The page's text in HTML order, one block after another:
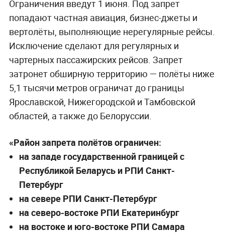
Ограничения введут 1 июня. Под запрет
попадают частная авиация, бизнес-джеты и
вертолёты, выполняющие нерегулярные рейсы.
Исключение сделают для регулярных и
чартерных пассажирских рейсов. Запрет
затронет обширную территорию — полёты ниже
5,1 тысячи метров ограничат до границы
Ярославской, Нижегородской и Тамбовской
областей, а также до Белоруссии.
«Район запрета полётов ограничен:
на западе государственной границей с
Республикой Беларусь и РПИ Санкт-
Петербург
на севере РПИ Санкт-Петербург
на северо-востоке РПИ Екатеринбург
на востоке и юго-востоке РПИ Самара